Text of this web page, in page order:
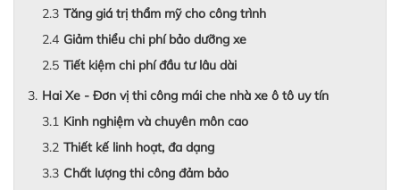
Tăng giá trị thẩm mỹ cho công trình
Giảm thiểu chi phí bảo dưỡng xe
Tiết kiệm chi phí đầu tư lâu dài
Hai Xe - Đơn vị thi công mái che nhà xe ô tô uy tín
Kinh nghiệm và chuyên môn cao
Thiết kế linh hoạt, đa dạng
Chất lượng thi công đảm bảo